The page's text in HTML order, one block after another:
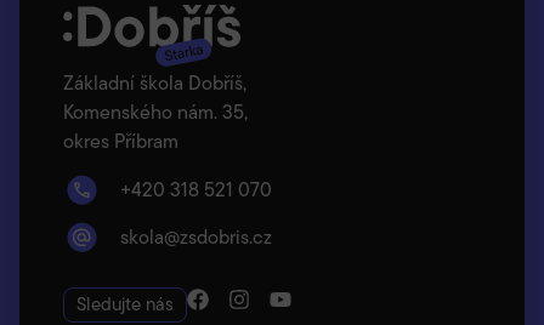
Základní škola Dobříš,
Komenského nám. 35,
okres Příbram
+420 318 521 070
skola@zsdobris.cz
Sledujte nás